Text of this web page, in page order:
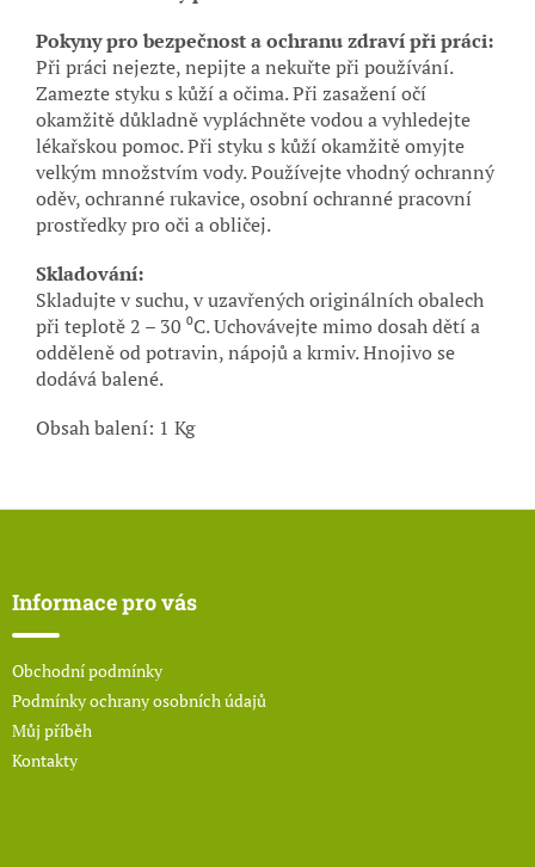
Pokyny pro bezpečnost a ochranu zdraví při práci:
Při práci nejezte, nepijte a nekuřte při používání.
Zamezte styku s kůží a očima. Při zasažení očí
okamžitě důkladně vypláchněte vodou a vyhledejte
lékařskou pomoc. Při styku s kůží okamžitě omyjte
velkým množstvím vody. Používejte vhodný ochranný
oděv, ochranné rukavice, osobní ochranné pracovní
prostředky pro oči a obličej.
Skladování:
Skladujte v suchu, v uzavřených originálních obalech
při teplotě 2 – 30 ⁰C. Uchovávejte mimo dosah dětí a
odděleně od potravin, nápojů a krmiv. Hnojivo se
dodává balené.
Obsah balení: 1 Kg
Informace pro vás
Obchodní podmínky
Podmínky ochrany osobních údajů
Můj příběh
Kontakty